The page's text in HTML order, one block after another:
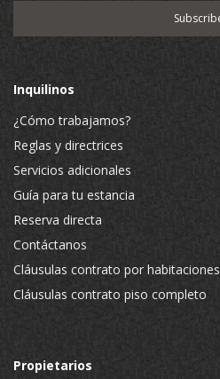
Inquilinos
¿Cómo trabajamos?
Reglas y directrices
Servicios adicionales
Guía para tu estancia
Reserva directa
Contáctanos
Cláusulas contrato por habitaciones
Cláusulas contrato piso completo
Propietarios